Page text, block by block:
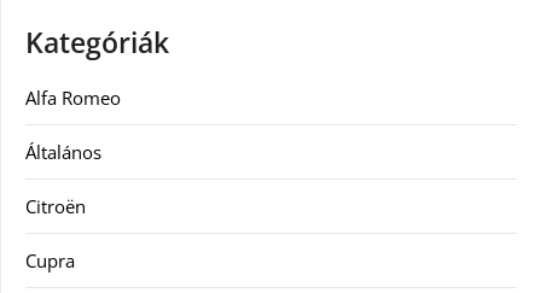
Kategóriák
Alfa Romeo
Általános
Citroën
Cupra